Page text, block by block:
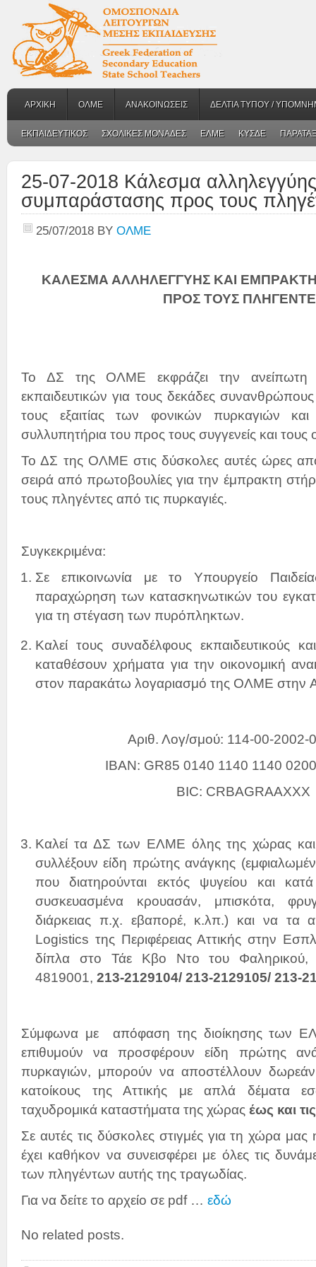
ΑΡΧΙΚΗ ΟΛΜΕ ΑΝΑΚΟΙΝΩΣΕΙΣ ΔΕΛΤΙΑ ΤΥΠΟΥ /
ΕΚΠΑΙΔΕΥΤΙΚΟΣ ΣΧΟΛΙΚΕΣ ΜΟΝΑΔΕΣ ΕΛΜΕ ΚΥΣΔΕ
25-07-2018 Κάλεσμα
συμπαράστασης προς τους
25/07/2018 BY ΟΛΜΕ
ΚΑΛΕΣΜΑ ΑΛΛΗΛΕΓΓΥΗΣ ΚΑΙ
ΠΡΟΣ ΤΟΥΣ
Το ΔΣ της ΟΛΜΕ εκφράζει την ανείπωτη
εκπαιδευτικών για τους δεκάδες
τους εξαιτίας των φονικών πυρκαγιών
συλλυπητήρια του προς τους συγγενείς και τους
Το ΔΣ της ΟΛΜΕ στις δύσκολες αυτές ώρες
σειρά από πρωτοβουλίες για την έμπρακτη
τους πληγέντες από τις πυρκαγιές.
Συγκεκριμένα:
Σε επικοινωνία με το Υπουργείο
παραχώρηση των κατασκηνωτικών του
για τη στέγαση των πυρόπληκτων.
Καλεί τους συναδέλφους
καταθέσουν χρήματα για την οικονομική
στον παρακάτω λογαριασμό της ΟΛΜΕ στην
Αριθ. Λογ/σμού: 114-00-2002-
IBAN: GR85 0140 1140 1140
BIC: CRBAGRAAXXX
Καλεί τα ΔΣ των ΕΛΜΕ όλης της χώρας και
συλλέξουν είδη πρώτης ανάγκης
που διατηρούνται εκτός ψυγείου και
συσκευασμένα κρουασάν, μπισκότα,
διάρκειας π.χ. εβαπορέ, κ.λπ.) και να τα
Logistics της Περιφέρειας Αττικής στην
δίπλα στο Τάε Κβο Ντο του Φαληρικού,
4819001, 213-2129104/ 213-2129105/ 213-
Σύμφωνα με απόφαση της διοίκησης των
επιθυμούν να προσφέρουν είδη πρώτης
πυρκαγιών, μπορούν να αποστέλλουν
κατοίκους της Αττικής με απλά δέματα
ταχυδρομικά καταστήματα της χώρας έως και
Σε αυτές τις δύσκολες στιγμές για τη χώρα μας
έχει καθήκον να συνεισφέρει με όλες τις
των πληγέντων αυτής της τραγωδίας.
Για να δείτε το αρχείο σε pdf … εδώ
No related posts.